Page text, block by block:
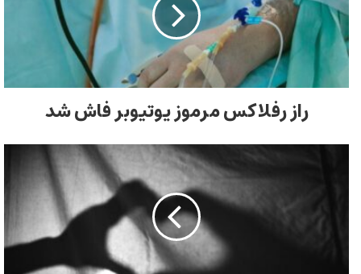
راز رفلاکس مرموز یوتیوبر فاش شد